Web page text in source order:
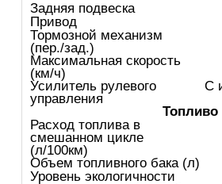
Задняя подвеска
Привод
Тормозной механизм
(пер./зад.)
Максимальная скорость
(км/ч)
Усилитель рулевого
управления
С
Расход топлива в
смешанном цикле
(л/100км)
Объем топливного бака (л)
Уровень экологичности